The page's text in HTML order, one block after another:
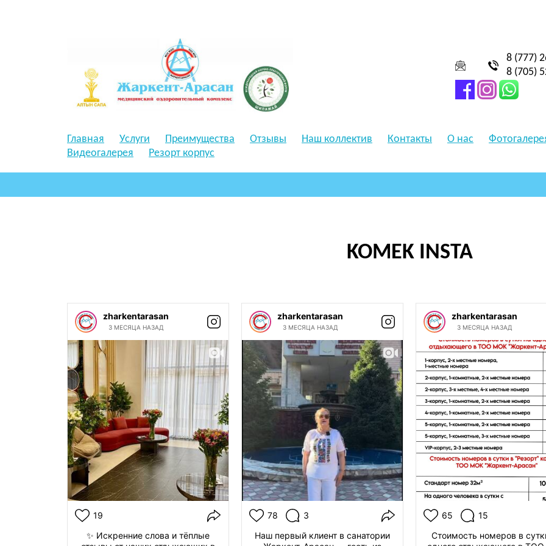
8 (777)
8 (705)
Главная Услуги Преимущества Отзывы Наш коллектив Контакты О нас
Видеогалерея
Резорт корпус
KOMEK INSTA
zharkentarasan
3 МЕСЯЦА НАЗАД
19
✨ Искренние слова и тёплые
zharkentarasan
3 МЕСЯЦА НАЗАД
78
3
Наш первый клиент в санатории
zharkentarasan
3 МЕСЯЦА НАЗАД
65
15
Стоимость номеров в